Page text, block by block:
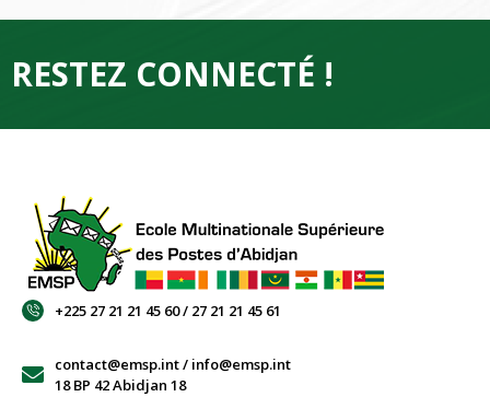
RESTEZ CONNECTÉ !
+225 27 21 21 45 60 / 27 21 21 45 61
contact@emsp.int / info@emsp.int
18 BP 42 Abidjan 18